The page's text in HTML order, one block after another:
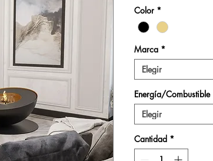
Color *
Marca *
Elegir
Energía/Combustible
Elegir
Cantidad *